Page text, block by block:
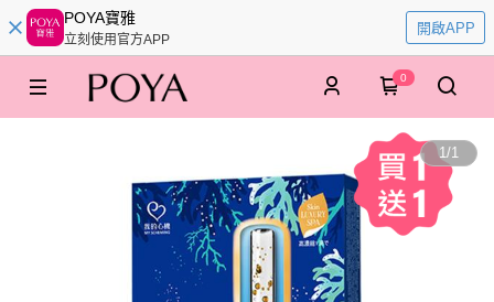
POYA寶雅
立刻使用官方APP
開啟APP
0
1/1